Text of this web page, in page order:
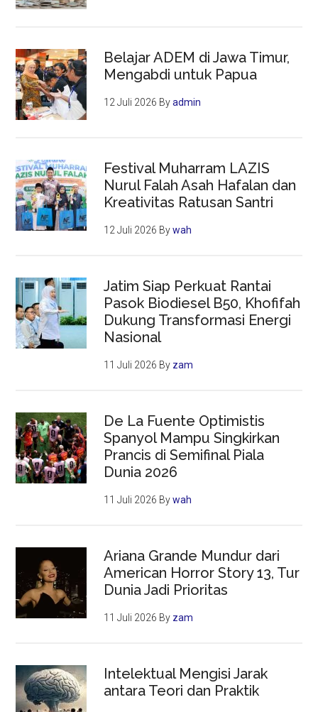
Belajar ADEM di Jawa Timur,
Mengabdi untuk Papua
12 Juli 2026 Byadmin
Festival Muharram LAZIS
Nurul Falah Asah Hafalan dan
Kreativitas Ratusan Santri
12 Juli 2026 Bywah
Jatim Siap Perkuat Rantai
Pasok Biodiesel B50, Khofifah
Dukung Transformasi Energi
Nasional
11 Juli 2026 By zam
De La Fuente Optimistis
Spanyol Mampu Singkirkan
Prancis di Semifinal Piala
Dunia 2026
11 Juli 2026 Bywah
Ariana Grande Mundur dari
American Horror Story 13, Tur
Dunia Jadi Prioritas
11 Juli 2026 By zam
Intelektual Mengisi Jarak
antara Teori dan Praktik